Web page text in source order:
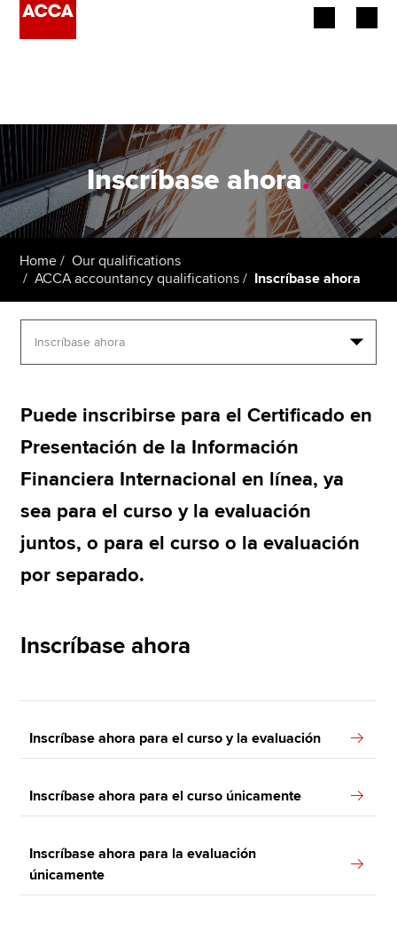
Employers
Learning providers
Students
Apply now
MyACCA
Global
About us
Search jobs
Find an accountant
Inscríbase ahora.
Home
Our qualifications
ACCA accountancy qualifications
Inscríbase ahora
Puede inscribirse para el Certificado en
Presentación de la Información
Financiera Internacional en línea, ya
sea para el curso y la evaluación
juntos, o para el curso o la evaluación
por separado.
Inscríbase ahora
Inscríbase ahora para el curso y la evaluación
Inscríbase ahora para el curso únicamente
Inscríbase ahora para la evaluación
únicamente